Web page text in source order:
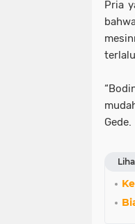
Pria
Gede.